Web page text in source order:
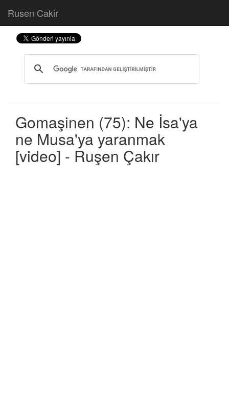
Rusen Cakir
Gomaşinen (75): Ne İsa'ya
ne Musa'ya yaranmak
[video] - Ruşen Çakır